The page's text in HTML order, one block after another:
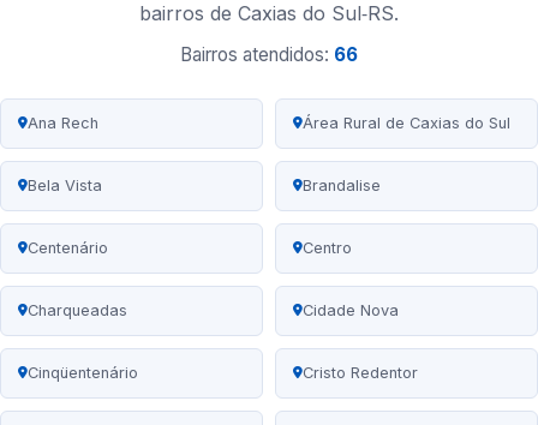
bairros de Caxias do Sul‑RS.
Bairros atendidos: 66
Ana Rech Área Rural de Caxias do Sul
Bela Vista Brandalise
Centenário Centro
Charqueadas Cidade Nova
Cinqüentenário Cristo Redentor